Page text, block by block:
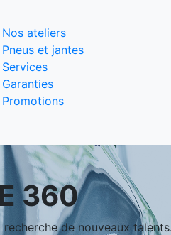
Nos ateliers
Pneus et jantes
Services
Garanties
Promotions
360
de nouveaux